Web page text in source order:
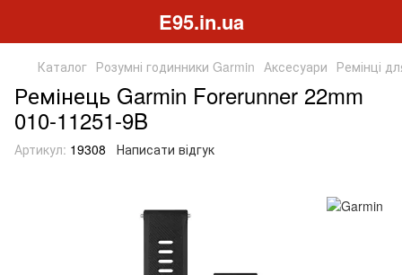
E95.in.ua
Каталог Розумні годинники Garmin Аксесуари Ремінці
Ремінець Garmin Forerunner 22mm
010-11251-9B
Артикул: 19308 Написати відгук